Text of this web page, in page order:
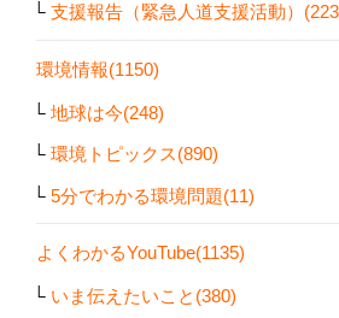
支援報告（緊急人道支援活動）
環境情報(1150)
地球は今(248)
環境トピックス(890)
5分でわかる環境問題(11)
よくわかるYouTube(1135)
いま伝えたいこと(380)